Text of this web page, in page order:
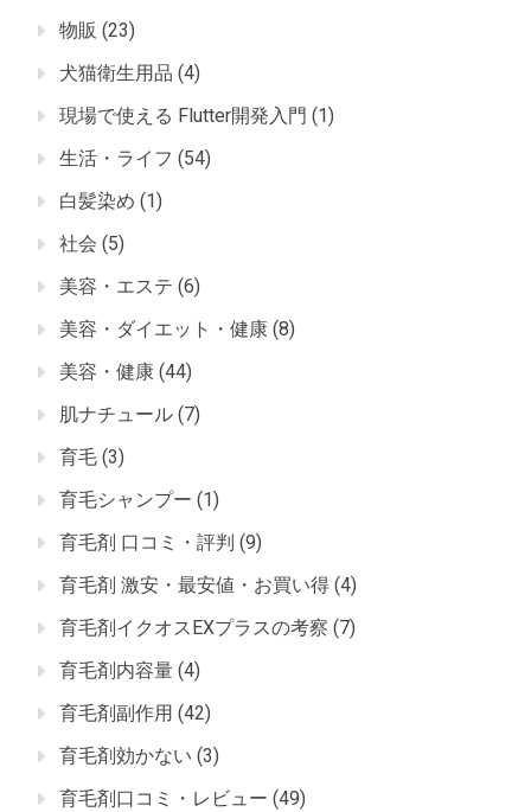
物販 (23)
犬猫衛生用品 (4)
現場で使える Flutter開発入門 (1)
生活・ライフ (54)
白髪染め (1)
社会 (5)
美容・エステ (6)
美容・ダイエット・健康 (8)
美容・健康 (44)
肌ナチュール (7)
育毛 (3)
育毛シャンプー (1)
育毛剤 口コミ・評判 (9)
育毛剤 激安・最安値・お買い得 (4)
育毛剤イクオスEXプラスの考察 (7)
育毛剤内容量 (4)
育毛剤副作用 (42)
育毛剤効かない (3)
育毛剤口コミ・レビュー (49)